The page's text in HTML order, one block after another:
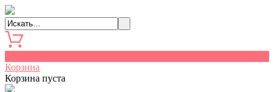
Корзина
Корзина пуста